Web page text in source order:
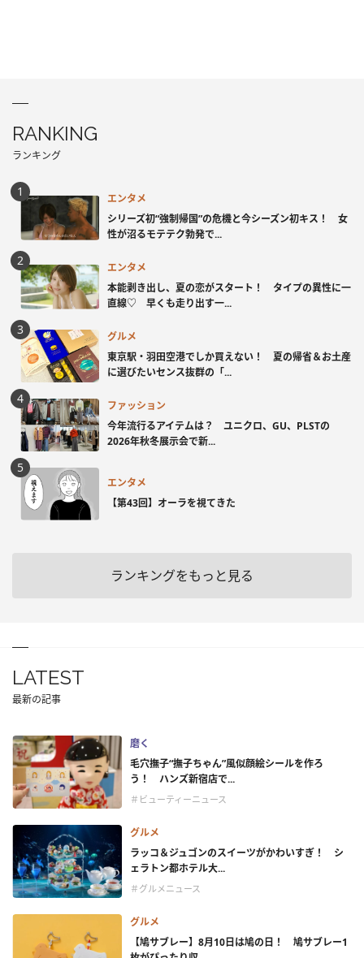
RANKING
ランキング
エンタメ
シリーズ初“強制帰国”の危機と今シーズン初キス！ 女
性が沼るモテテク勃発で...
エンタメ
本能剥き出し、夏の恋がスタート！ タイプの異性に一
直線♡ 早くも走り出す一...
グルメ
東京駅・羽田空港でしか買えない！ 夏の帰省＆お土産
に選びたいセンス抜群の「...
ファッション
今年流行るアイテムは？ ユニクロ、GU、PLSTの
2026年秋冬展示会で新...
エンタメ
【第43回】オーラを視てきた
ランキングをもっと見る
LATEST
最新の記事
磨く
毛穴撫子“撫子ちゃん”風似顔絵シールを作ろ
う！ ハンズ新宿店で...
＃ビューティーニュース
グルメ
ラッコ＆ジュゴンのスイーツがかわいすぎ！ シ
ェラトン都ホテル大...
＃グルメニュース
グルメ
【鳩サブレー】8月10日は鳩の日！ 鳩サブレー1